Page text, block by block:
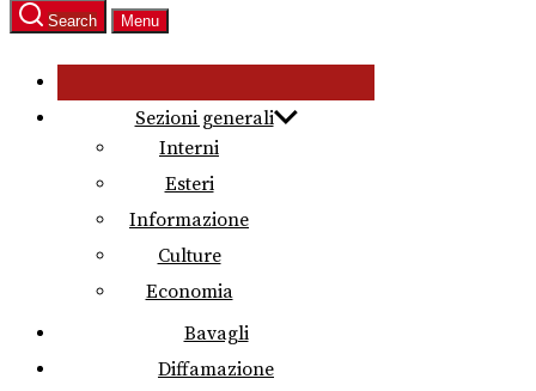
Search Menu
Sezioni generali
Interni
Esteri
Informazione
Culture
Economia
Bavagli
Diffamazione